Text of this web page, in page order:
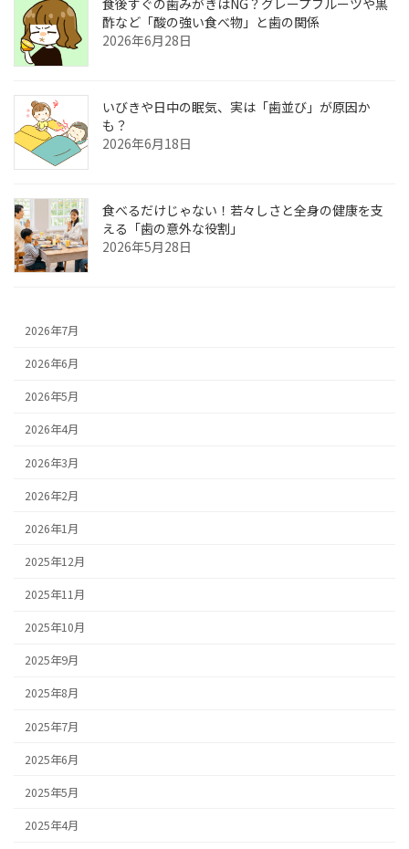
酢など「酸の強い食べ物」と歯の関係
2026年6月28日
いびきや日中の眠気、実は「歯並び」が原因か
も？
2026年6月18日
食べるだけじゃない！若々しさと全身の健康を支
える「歯の意外な役割」
2026年5月28日
2026年7月
2026年6月
2026年5月
2026年4月
2026年3月
2026年2月
2026年1月
2025年12月
2025年11月
2025年10月
2025年9月
2025年8月
2025年7月
2025年6月
2025年5月
2025年4月